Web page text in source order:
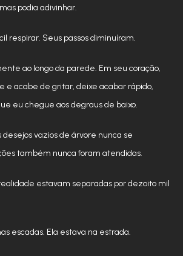
podia adivinhar.
respirar. Seus passos diminuíram.
ao longo da parede. Em seu coração,
e acabe de gritar, deixe acabar rápido,
eu chegue aos degraus de baixo.
desejos vazios de árvore nunca se
também nunca foram atendidas.
estavam separadas por dezoito mil
escadas. Ela estava na estrada.